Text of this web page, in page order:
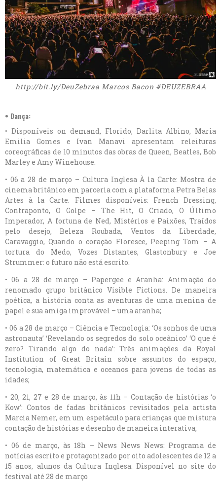
http://bit.ly/DeuZebraa Marcos Bacon #DEUZEBRAA
• Dança:
• Disponíveis on demand, Florido, Darlita Albino, Maria
Emilia Gomes e Ivan Manavi apresentam releituras
coreográficas de 10 minutos das obras de Queen, Beatles, Bob
Marley e Amy Winehouse.
• 06 a 28 de março – Cultura Inglesa À la Carte: Mostra de
cinema britânico em parceria com a plataforma Petra Belas
Artes à la Carte. Filmes disponíveis: French Dressing,
Contraponto, O Golpe – The Hit, O Criado, O Último
Imperador, A fortuna de Ned, Mistérios e Paixões, Traídos
pelo desejo, Beleza Roubada, Ventos da Liberdade,
Caravaggio, Quando o coração Floresce, Peeping Tom – A
tortura do Medo, Vozes Distantes, Glastonbury e Joe
Strummer: o futuro não está escrito.
• 06 a 28 de março – Papergee e Aranha: Animação do
renomado grupo britânico Visible Fictions. De maneira
poética, a história conta as aventuras de uma menina de
papel e sua amiga improvável – uma aranha;
• 06 a 28 de março – Ciência e Tecnologia: ‘Os sonhos de uma
astronauta’ ‘Revelando os segredos do solo oceânico’ ‘O que é
zero? Tirando algo do nada’: Três animações da Royal
Institution of Great Britain sobre assuntos do espaço,
tecnologia, matemática e oceanos para jovens de todas as
idades;
• 20, 21, 27 e 28 de março, às 11h – Contação de histórias ‘o
Kow’: Contos de fadas britânicos revisitados pela artista
Marcia Nemer, em um espetáculo para crianças que mistura
contação de histórias e desenho de maneira interativa;
• 06 de março, às 18h – News News News: Programa de
notícias escrito e protagonizado por oito adolescentes de 12 a
15 anos, alunos da Cultura Inglesa. Disponível no site do
festival até 28 de março